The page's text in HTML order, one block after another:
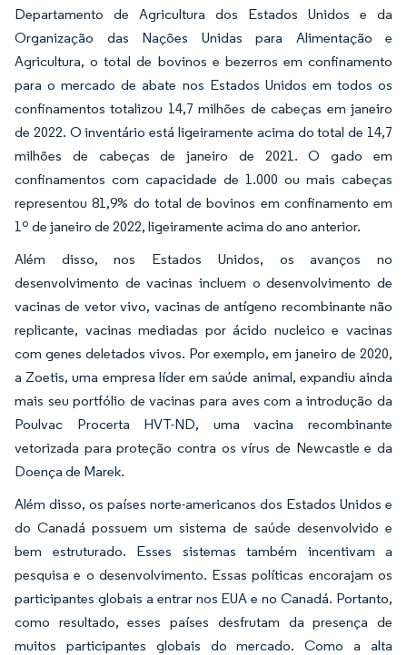
Departamento de Agricultura dos Estados Unidos e da
Organização das Nações Unidas para Alimentação e
Agricultura, o total de bovinos e bezerros em confinamento
para o mercado de abate nos Estados Unidos em todos os
confinamentos totalizou 14,7 milhões de cabeças em janeiro
de 2022. O inventário está ligeiramente acima do total de 14,7
milhões de cabeças de janeiro de 2021. O gado em
confinamentos com capacidade de 1.000 ou mais cabeças
representou 81,9% do total de bovinos em confinamento em
1º de janeiro de 2022, ligeiramente acima do ano anterior.
Além disso, nos Estados Unidos, os avanços no
desenvolvimento de vacinas incluem o desenvolvimento de
vacinas de vetor vivo, vacinas de antígeno recombinante não
replicante, vacinas mediadas por ácido nucleico e vacinas
com genes deletados vivos. Por exemplo, em janeiro de 2020,
a Zoetis, uma empresa líder em saúde animal, expandiu ainda
mais seu portfólio de vacinas para aves com a introdução da
Poulvac Procerta HVT-ND, uma vacina recombinante
vetorizada para proteção contra os vírus de Newcastle e da
Doença de Marek.
Além disso, os países norte-americanos dos Estados Unidos e
do Canadá possuem um sistema de saúde desenvolvido e
bem estruturado. Esses sistemas também incentivam a
pesquisa e o desenvolvimento. Essas políticas encorajam os
participantes globais a entrar nos EUA e no Canadá. Portanto,
como resultado, esses países desfrutam da presença de
muitos participantes globais do mercado. Como a alta